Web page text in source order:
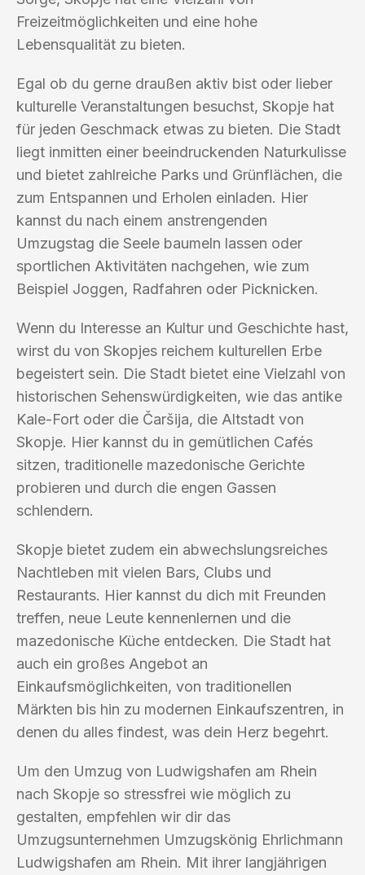
Freizeitmöglichkeiten und eine hohe
Lebensqualität zu bieten.
Egal ob du gerne draußen aktiv bist oder lieber
kulturelle Veranstaltungen besuchst, Skopje hat
für jeden Geschmack etwas zu bieten. Die Stadt
liegt inmitten einer beeindruckenden Naturkulisse
und bietet zahlreiche Parks und Grünflächen, die
zum Entspannen und Erholen einladen. Hier
kannst du nach einem anstrengenden
Umzugstag die Seele baumeln lassen oder
sportlichen Aktivitäten nachgehen, wie zum
Beispiel Joggen, Radfahren oder Picknicken.
Wenn du Interesse an Kultur und Geschichte hast,
wirst du von Skopjes reichem kulturellen Erbe
begeistert sein. Die Stadt bietet eine Vielzahl von
historischen Sehenswürdigkeiten, wie das antike
Kale-Fort oder die Čaršija, die Altstadt von
Skopje. Hier kannst du in gemütlichen Cafés
sitzen, traditionelle mazedonische Gerichte
probieren und durch die engen Gassen
schlendern.
Skopje bietet zudem ein abwechslungsreiches
Nachtleben mit vielen Bars, Clubs und
Restaurants. Hier kannst du dich mit Freunden
treffen, neue Leute kennenlernen und die
mazedonische Küche entdecken. Die Stadt hat
auch ein großes Angebot an
Einkaufsmöglichkeiten, von traditionellen
Märkten bis hin zu modernen Einkaufszentren, in
denen du alles findest, was dein Herz begehrt.
Um den Umzug von Ludwigshafen am Rhein
nach Skopje so stressfrei wie möglich zu
gestalten, empfehlen wir dir das
Umzugsunternehmen Umzugskönig Ehrlichmann
Ludwigshafen am Rhein. Mit ihrer langjährigen